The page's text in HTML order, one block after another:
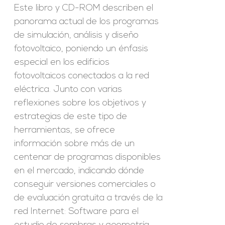
Este libro y CD-ROM describen el
panorama actual de los programas
de simulación, análisis y diseño
fotovoltaico, poniendo un énfasis
especial en los edificios
fotovoltaicos conectados a la red
eléctrica. Junto con varias
reflexiones sobre los objetivos y
estrategias de este tipo de
herramientas, se ofrece
información sobre más de un
centenar de programas disponibles
en el mercado, indicando dónde
conseguir versiones comerciales o
de evaluación gratuita a través de la
red Internet: Software para el